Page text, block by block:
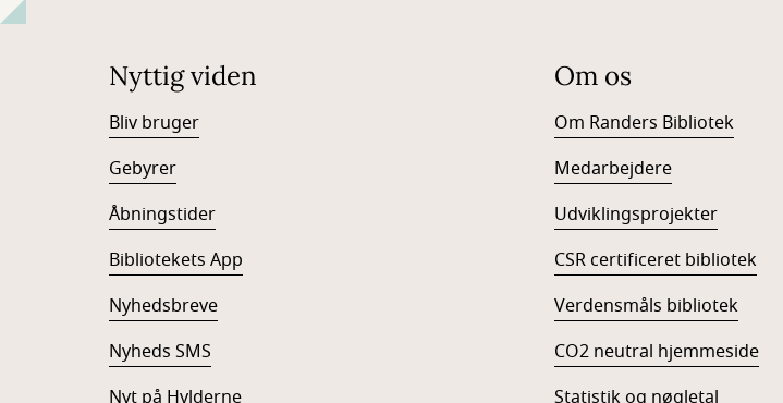
Nyttig viden
Bliv bruger
Gebyrer
Åbningstider
Bibliotekets App
Nyhedsbreve
Nyheds SMS
Nyt på Hylderne
Om os
Om Randers Bibliotek
Medarbejdere
Udviklingsprojekter
CSR certificeret bibliotek
Verdensmåls bibliotek
CO2 neutral hjemmeside
Statistik og nøgletal